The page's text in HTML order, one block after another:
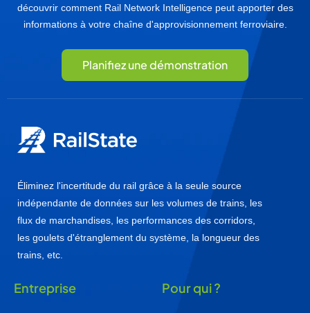
découvrir comment Rail Network Intelligence peut apporter des
informations à votre chaîne d'approvisionnement ferroviaire.
Planifiez une démonstration
Éliminez l'incertitude du rail grâce à la seule source
indépendante de données sur les volumes de trains, les
flux de marchandises, les performances des corridors,
les goulets d'étranglement du système, la longueur des
trains, etc.
Entreprise Pour qui ?